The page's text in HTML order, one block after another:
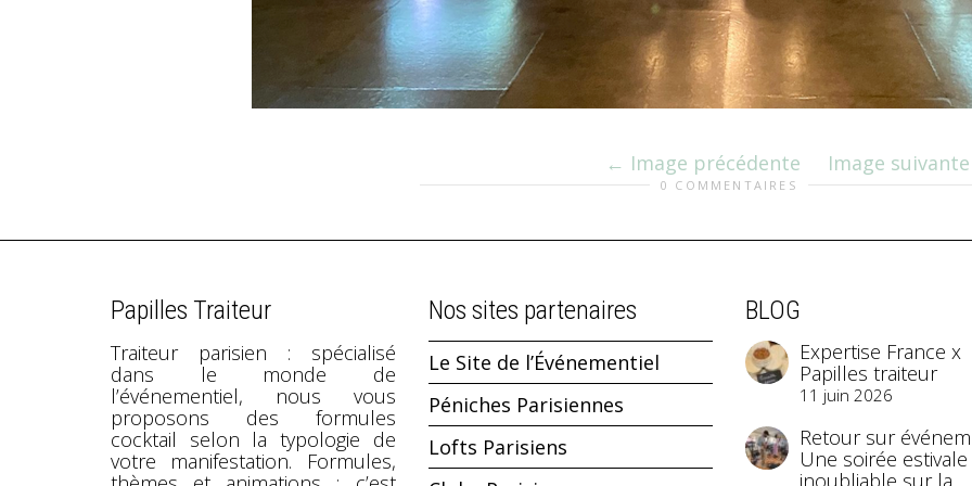
Image précédente Image suivante
0 COMMENTAIRES
Papilles Traiteur
Traiteur parisien : spécialisé
dans le monde de
l’événementiel, nous vous
proposons des formules
cocktail selon la typologie de
votre manifestation. Formules,
Nos sites partenaires
Le Site de l’Événementiel
Péniches Parisiennes
Lofts Parisiens
BLOG
Expertise France x
Papilles traiteur
11 juin 2026
Retour sur
Une soirée estivale
inoubliable sur la